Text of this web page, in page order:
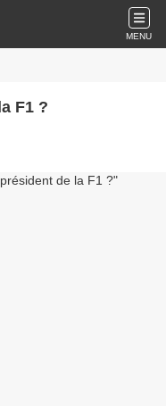
MENU
F1 ?